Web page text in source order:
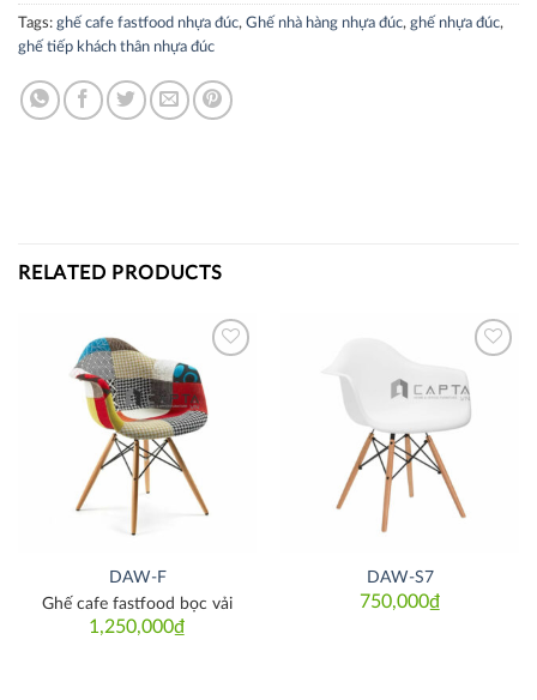
Tags: ghế cafe fastfood nhựa đúc, Ghế nhà hàng nhựa đúc, ghế nhựa đúc,
ghế tiếp khách thân nhựa đúc
RELATED PRODUCTS
DAW-F
1,250,000₫
Ghế cafe fastfood bọc vải
DAW-S7
750,000₫